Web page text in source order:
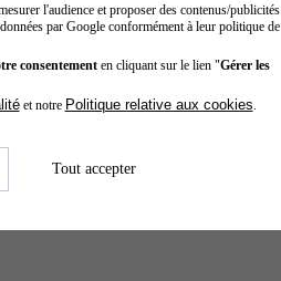
l'audience et proposer des contenus/publicités
par Google conformément à leur politique de
consentementen cliquant sur le lien "Gérer les
et notre Politique relative aux cookies
Tout accepter